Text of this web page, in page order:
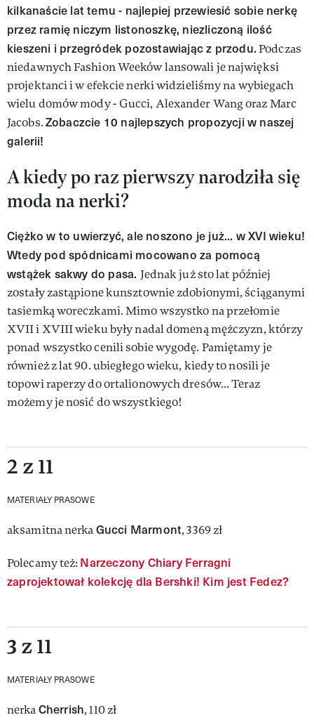
kilkanaście lat temu - najlepiej przewiesić sobie nerkę
przez ramię niczym listonoszkę, niezliczoną ilość
kieszeni i przegródek pozostawiając z przodu.Podczas
niedawnych Fashion Weeków lansowali je najwięksi
projektanci i w efekcie nerki widzieliśmy na wybiegach
wielu domów mody - Gucci, Alexander Wang oraz Marc
Jacobs.Zobaczcie 10 najlepszych propozycji w naszej
galerii!
A kiedy po raz pierwszy narodziła się
moda na nerki?
Ciężko w to uwierzyć, ale noszono je już... w XVI wieku!
Wtedy pod spódnicami mocowano za pomocą
wstążek sakwy do pasa. Jednak już sto lat później
zostały zastąpione kunsztownie zdobionymi, ściąganymi
tasiemką woreczkami. Mimo wszystko na przełomie
XVII i XVIII wieku były nadal domeną mężczyzn, którzy
ponad wszystko cenili sobie wygodę. Pamiętamy je
również z lat 90. ubiegłego wieku, kiedy to nosili je
topowi raperzy do ortalionowych dresów... Teraz
możemy je nosić do wszystkiego!
2 z 11
MATERIAŁY PRASOWE
aksamitna nerkaGucci Marmont, 3369 zł
Polecamy też: Narzeczony Chiary Ferragni
zaprojektował kolekcję dla Bershki! Kim jest Fedez?
3 z 11
MATERIAŁY PRASOWE
nerkaCherrish, 110 zł